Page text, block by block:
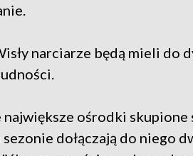
narciarze będą mieli do
ośrodki skupione
dołączają do niego